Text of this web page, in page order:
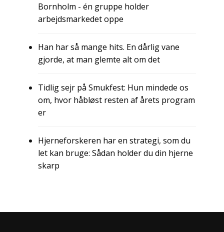
Bornholm - én gruppe holder
arbejdsmarkedet oppe
Han har så mange hits. En dårlig vane
gjorde, at man glemte alt om det
Tidlig sejr på Smukfest: Hun mindede os
om, hvor håbløst resten af årets program
er
Hjerneforskeren har en strategi, som du
let kan bruge: Sådan holder du din hjerne
skarp